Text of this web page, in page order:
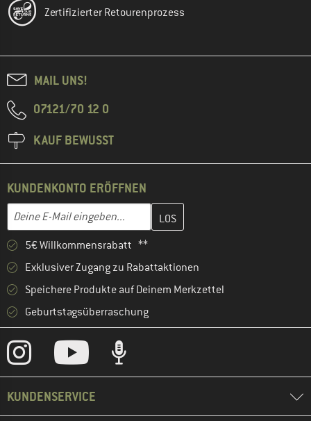
Zertifizierter Retourenprozess
MAIL UNS!
07121/70 12 0
KAUF BEWUSST
KUNDENKONTO ERÖFFNEN
E-Mail-Adresse
Gib hier deine E-Mail-Adresse ein und erstelle im nächsten
5€ Willkommensrabatt **
Exklusiver Zugang zu Rabattaktionen
Speichere Produkte auf Deinem Merkzettel
Geburtstagsüberraschung
KUNDENSERVICE